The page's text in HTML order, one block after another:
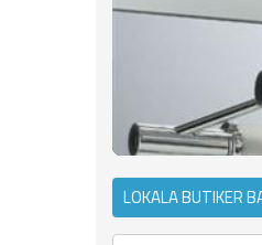
LOKALA BUTIKER